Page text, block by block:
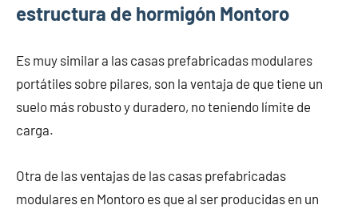
estructura de hormigón Montoro
Es muy similar a las casas prefabricadas modulares
portátiles sobre pilares, son la ventaja de que tiene un
suelo más robusto y duradero, no teniendo límite de
carga.
Otra de las ventajas de las casas prefabricadas
modulares en Montoro es que al ser producidas en un